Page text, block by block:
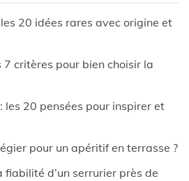
20 idées rares avec origine et
7 critères pour bien choisir la
les 20 pensées pour inspirer et
pour un apéritif en terrasse ?
fiabilité d’un serrurier près de